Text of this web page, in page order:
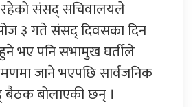
रहेको संसद् सचिवालयले
३ गते संसद् दिवसका दिन
भए पनि सभामुख घर्तीले
जाने भएपछि सार्वजनिक
बैठक बोलाएकी छन् ।